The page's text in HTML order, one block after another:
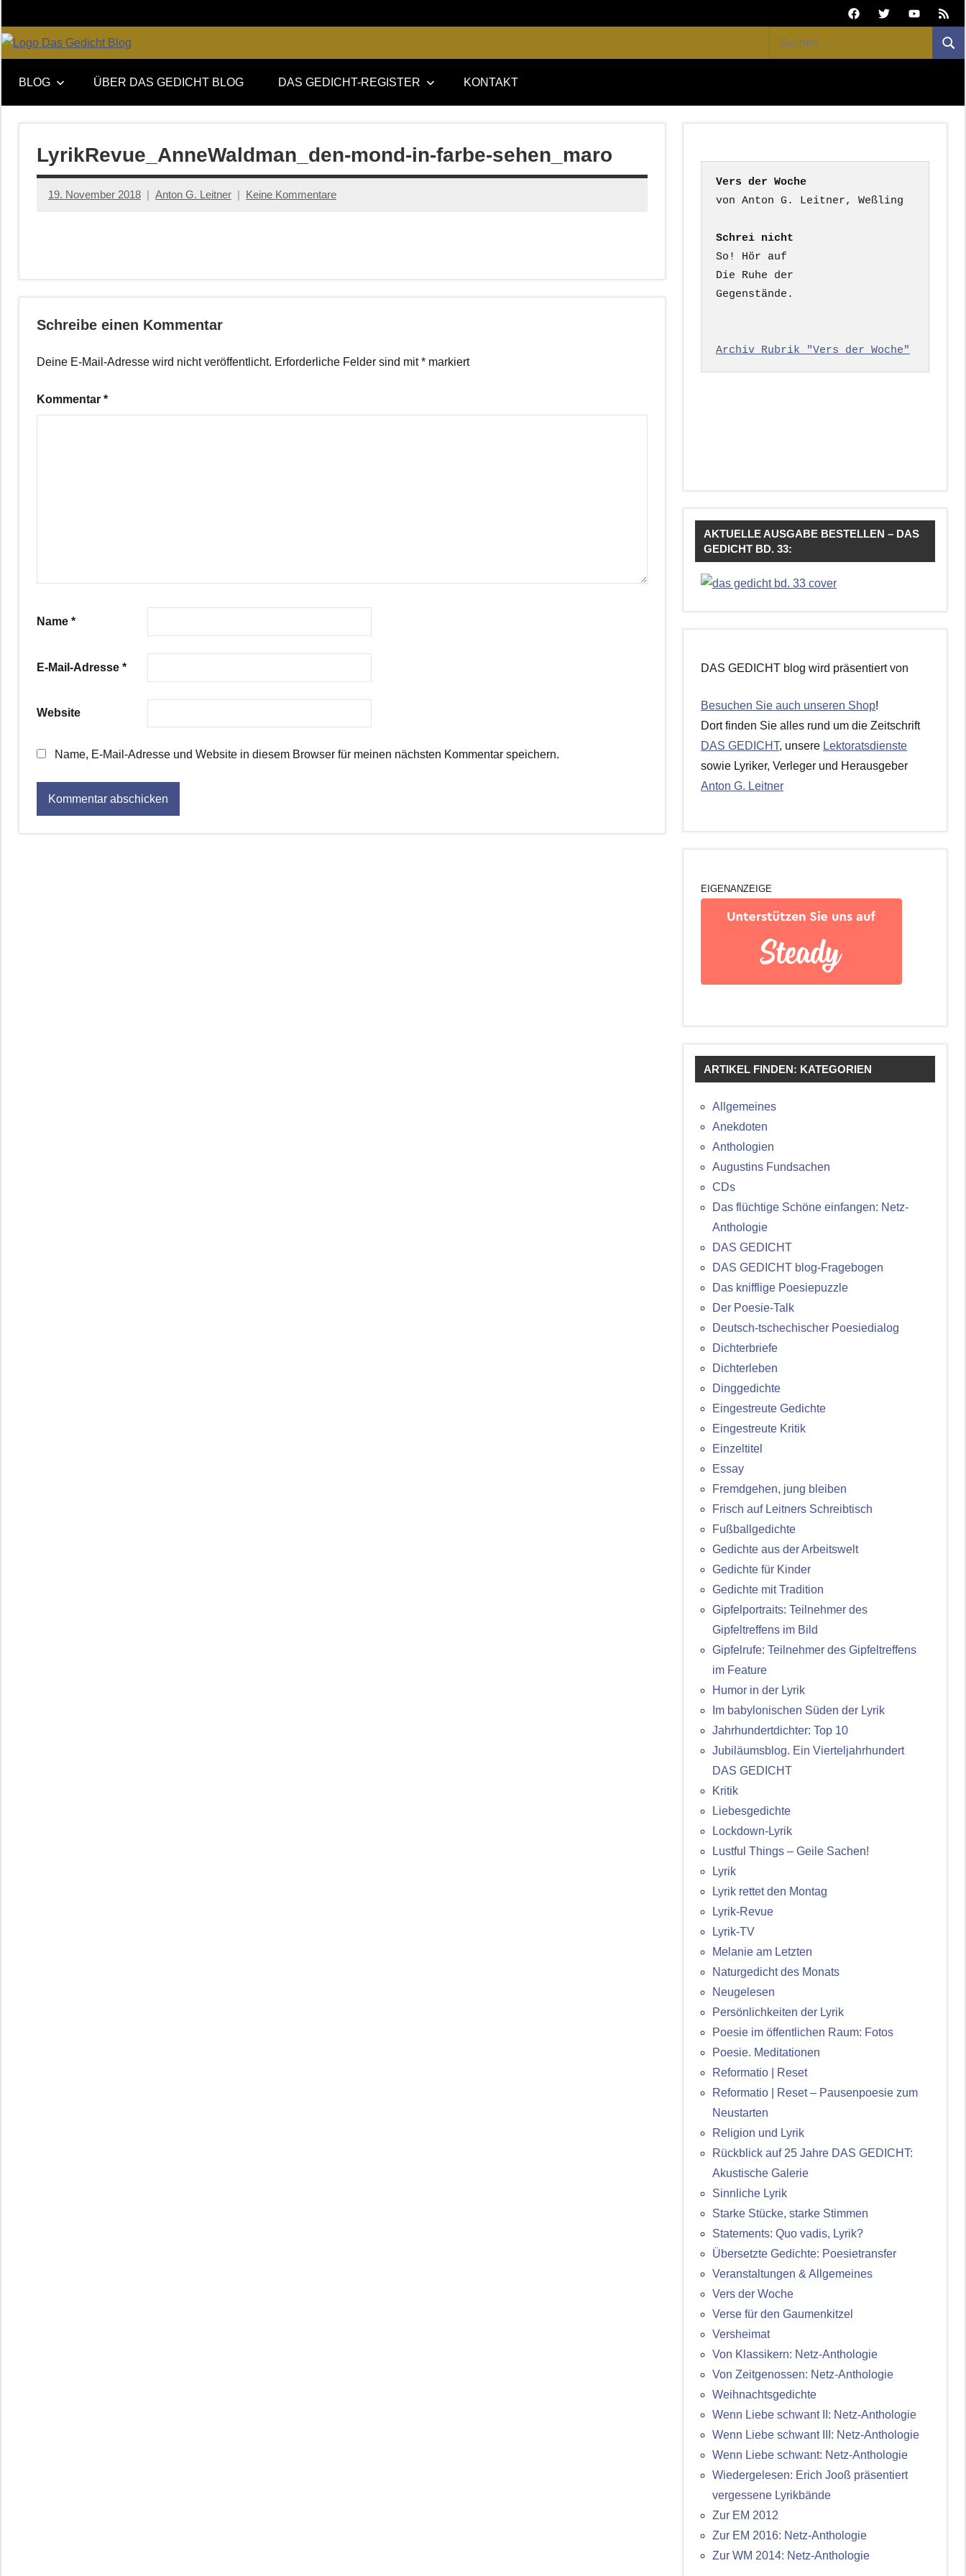
Inhalt
springen
FacebookTwitterYoutubeFeed
DAS
GEDICHT
blog
von
DAS
GEDICHT.
Zeitschrift
für
Lyrik,
Essay
Suchen
nach:
BLOG ÜBER DAS GEDICHT BLOG DAS GEDICHT-REGISTER KONTAKT
LyrikRevue_AnneWaldman_den-mond-in-farbe-sehen_maro
19. November 2018 Anton G. Leitner Keine Kommentare
Schreibe einen Kommentar
Deine E-Mail-Adresse wird nicht veröffentlicht. Erforderliche Felder sind mit* markiert
Kommentar *
Name *
E-Mail-Adresse *
Website
Name, E-Mail-Adresse und Website in diesem Browser für meinen nächsten Kommentar speichern.
Vers der Woche
Schrei nicht
So! Hör auf
Die Ruhe der
Gegenstände.
Archiv Rubrik "Vers der Woche"
AKTUELLE AUSGABE BESTELLEN – DAS
GEDICHT BD. 33:
DAS GEDICHT blog wird präsentiert von
Besuchen Sie auch unseren Shop!
Dort finden Sie alles rund um die Zeitschrift
DAS GEDICHT, unsere Lektoratsdienste
sowie Lyriker, Verleger und Herausgeber
Anton G. Leitner
EIGENANZEIGE
ARTIKEL FINDEN: KATEGORIEN
Allgemeines
Anekdoten
Anthologien
Augustins Fundsachen
CDs
Das flüchtige Schöne einfangen: Netz-
Anthologie
DAS GEDICHT
DAS GEDICHT blog-Fragebogen
Das knifflige Poesiepuzzle
Der Poesie-Talk
Deutsch-tschechischer Poesiedialog
Dichterbriefe
Dichterleben
Dinggedichte
Eingestreute Gedichte
Eingestreute Kritik
Einzeltitel
Essay
Fremdgehen, jung bleiben
Frisch auf Leitners Schreibtisch
Fußballgedichte
Gedichte aus der Arbeitswelt
Gedichte für Kinder
Gedichte mit Tradition
Gipfelportraits: Teilnehmer des
Gipfeltreffens im Bild
Gipfelrufe: Teilnehmer des Gipfeltreffens
im Feature
Humor in der Lyrik
Im babylonischen Süden der Lyrik
Jahrhundertdichter: Top 10
Jubiläumsblog. Ein Vierteljahrhundert
DAS GEDICHT
Kritik
Liebesgedichte
Lockdown-Lyrik
Lustful Things – Geile Sachen!
Lyrik
Lyrik rettet den Montag
Lyrik-Revue
Lyrik-TV
Melanie am Letzten
Naturgedicht des Monats
Neugelesen
Persönlichkeiten der Lyrik
Poesie im öffentlichen Raum: Fotos
Poesie. Meditationen
Reformatio | Reset
Reformatio | Reset – Pausenpoesie zum
Neustarten
Religion und Lyrik
Rückblick auf 25 Jahre DAS GEDICHT:
Akustische Galerie
Sinnliche Lyrik
Starke Stücke, starke Stimmen
Statements: Quo vadis, Lyrik?
Übersetzte Gedichte: Poesietransfer
Veranstaltungen & Allgemeines
Vers der Woche
Verse für den Gaumenkitzel
Versheimat
Von Klassikern: Netz-Anthologie
Von Zeitgenossen: Netz-Anthologie
Weihnachtsgedichte
Wenn Liebe schwant II: Netz-Anthologie
Wenn Liebe schwant III: Netz-Anthologie
Wenn Liebe schwant: Netz-Anthologie
Wiedergelesen: Erich Jooß präsentiert
vergessene Lyrikbände
Zur EM 2012
Zur EM 2016: Netz-Anthologie
Zur WM 2014: Netz-Anthologie